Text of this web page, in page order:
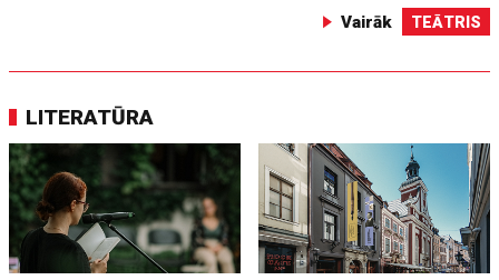
Vairāk TEĀTRIS
LITERATŪRA